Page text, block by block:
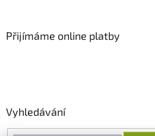
Přijímáme online platby
Vyhledávání